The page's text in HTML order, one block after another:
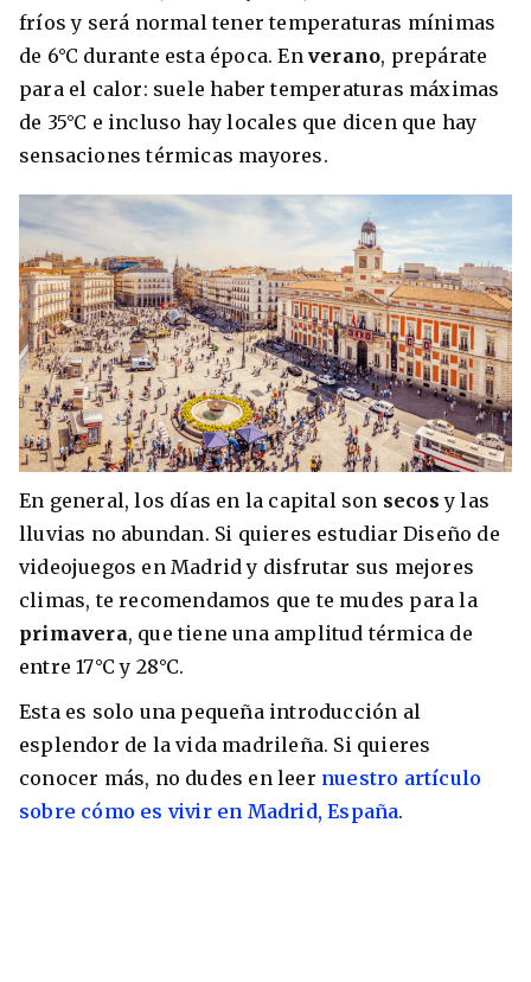
fríos y será normal tener temperaturas mínimas
de 6°C durante esta época. En verano, prepárate
para el calor: suele haber temperaturas máximas
de 35°C e incluso hay locales que dicen que hay
sensaciones térmicas mayores.
En general, los días en la capital son secos y las
lluvias no abundan. Si quieres estudiar Diseño de
videojuegos en Madrid y disfrutar sus mejores
climas, te recomendamos que te mudes para la
primavera, que tiene una amplitud térmica de
entre 17°C y 28°C.
Esta es solo una pequeña introducción al
esplendor de la vida madrileña. Si quieres
conocer más, no dudes en leer nuestro artículo
sobre cómo es vivir en Madrid, España.